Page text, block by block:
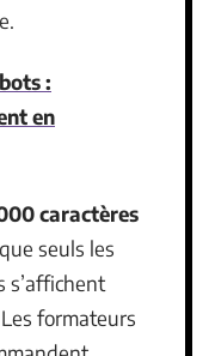
:
en
caractères
seuls les
s’affichent
formateurs